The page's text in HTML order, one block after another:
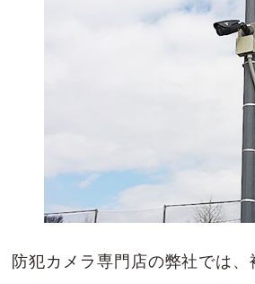
防犯カメラ専門店の弊社では、